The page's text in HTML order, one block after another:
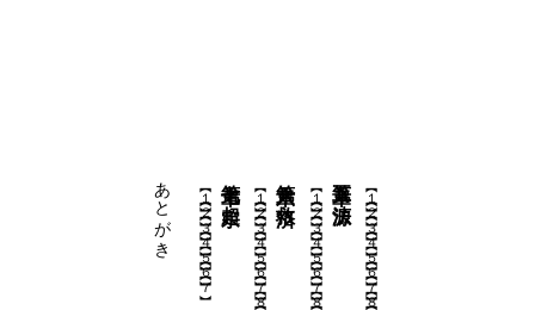
【１】
【２】
【３】
【４】
【５】
【６】
【７】
【８】
第五章 法源
【１】
【２】
【３】
【４】
【５】
【６】
【７】
【８】
第六章 救済
【１】
【２】
【３】
【４】
【５】
【６】
【７】
【８】
第七章 超宗
【１】
【２】
【３】
【４】
【５】
【６】
【７】
あとがき